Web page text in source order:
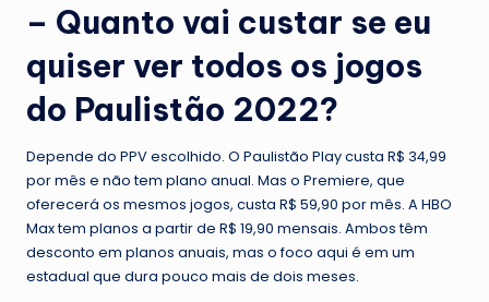
o
– Quanto vai custar se eu
quiser ver todos os jogos
do Paulistão 2022?
Depende do PPV escolhido. O Paulistão Play custa R$ 34,99
por mês e não tem plano anual. Mas o Premiere, que
oferecerá os mesmos jogos, custa R$ 59,90 por mês. A HBO
Max tem planos a partir de R$ 19,90 mensais. Ambos têm
desconto em planos anuais, mas o foco aqui é em um
estadual que dura pouco mais de dois meses.